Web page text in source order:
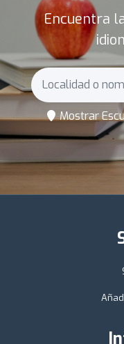
Encuentra
Mostrar